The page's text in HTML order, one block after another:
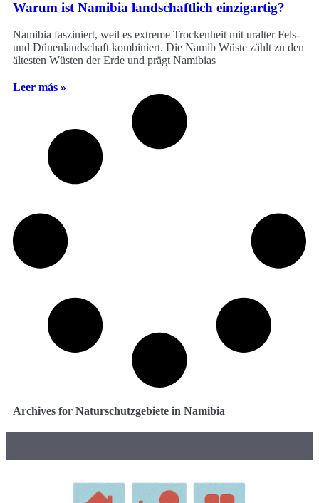
Warum ist Namibia landschaftlich einzigartig?
Namibia fasziniert, weil es extreme Trockenheit mit uralter Fels-
und Dünenlandschaft kombiniert. Die Namib Wüste zählt zu den
ältesten Wüsten der Erde und prägt Namibias
Leer más »
Archives for Naturschutzgebiete in Namibia